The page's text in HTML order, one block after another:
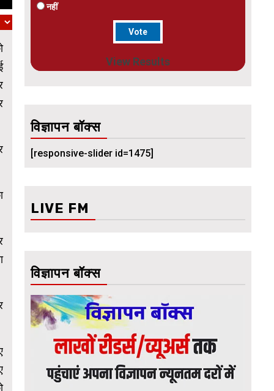
नहीं
View Results
विज्ञापन बॉक्स
[responsive-slider id=1475]
LIVE FM
विज्ञापन बॉक्स